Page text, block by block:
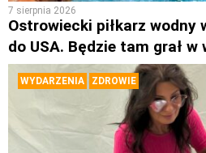
7 sierpnia 2026
Ostrowiecki piłkarz wodny
do USA. Będzie tam grał w
WYDARZENIA ZDROWIE